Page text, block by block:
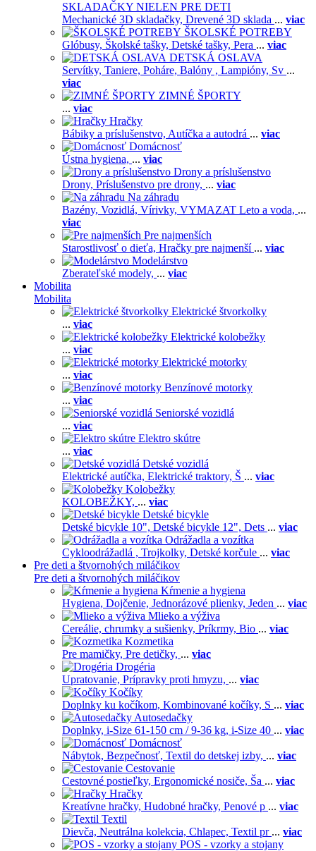
SKLADAČKY NIELEN PRE DETI
Mechanické 3D skladačky, Drevené 3D sklada ... viac
ŠKOLSKÉ POTREBY
Glóbusy, Školské tašky, Detské tašky, Pera ... viac
DETSKÁ OSLAVA
Servítky, Taniere, Poháre, Balóny , Lampióny, Sv ...
viac
ZIMNÉ ŠPORTY
... viac
Hračky
Bábiky a príslušenstvo, Autíčka a autodrá ... viac
Domácnosť
Ústna hygiena, ... viac
Drony a príslušenstvo
Drony, Príslušenstvo pre drony, ... viac
Na záhradu
Bazény, Vozidlá, Vírivky, VYMAZAT Leto a voda, ...
viac
Pre najmenších
Starostlivosť o dieťa, Hračky pre najmenší ... viac
Modelárstvo
Zberateľské modely, ... viac
Mobilita
Mobilita
Elektrické štvorkolky
... viac
Elektrické kolobežky
... viac
Elektrické motorky
... viac
Benzínové motorky
... viac
Seniorské vozidlá
... viac
Elektro skútre
... viac
Detské vozidlá
Elektrické autíčka, Elektrické traktory, Š ... viac
Kolobežky
KOLOBEŽKY, ... viac
Detské bicykle
Detské bicykle 10", Detské bicykle 12", Dets ... viac
Odrážadla a vozítka
Cykloodrážadlá , Trojkolky, Detské korčule ... viac
Pre deti a štvornohých miláčikov
Pre deti a štvornohých miláčikov
Kŕmenie a hygiena
Hygiena, Dojčenie, Jednorázové plienky, Jeden ... viac
Mlieko a výživa
Cereálie, chrumky a sušienky, Príkrmy, Bio ... viac
Kozmetika
Pre mamičky, Pre detičky, ... viac
Drogéria
Upratovanie, Prípravky proti hmyzu, ... viac
Kočíky
Doplnky ku kočíkom, Kombinované kočíky, S ... viac
Autosedačky
Doplnky, i-Size 61-150 cm / 9-36 kg, i-Size 40 ... viac
Domácnosť
Nábytok, Bezpečnosť, Textil do detskej izby, ... viac
Cestovanie
Cestovné postieľky, Ergonomické nosiče, Ša ... viac
Hračky
Kreatívne hračky, Hudobné hračky, Penové p ... viac
Textil
Dievča, Neutrálna kolekcia, Chlapec, Textil pr ... viac
POS - vzorky a stojany